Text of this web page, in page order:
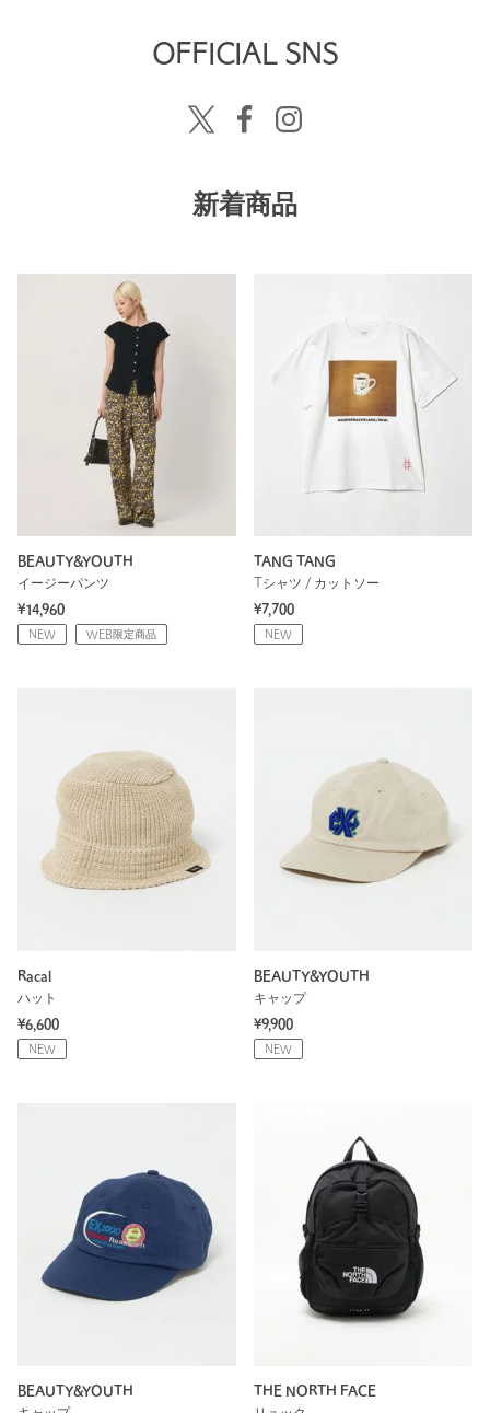
OFFICIAL SNS
新着商品
BEAUTY&YOUTH
イージーパンツ
¥14,960
NEW WEB限定商品
TANG TANG
Tシャツ / カットソー
¥7,700
NEW
Racal
ハット
¥6,600
NEW
BEAUTY&YOUTH
キャップ
¥9,900
NEW
BEAUTY&YOUTH
THE NORTH FACE